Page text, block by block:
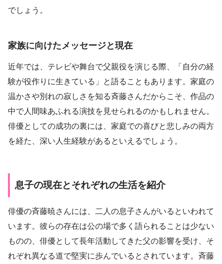
でしょう。
家族に向けたメッセージと現在
近年では、テレビや舞台で父親役を演じる際、「自分の経
験が役作りに生きている」と語ることもあります。家庭の
温かさや別れの寂しさを知る斉藤さんだからこそ、作品の
中で人間味あふれる演技を見せられるのかもしれません。
俳優としての成功の裏には、家庭での喜びと悲しみの両方
を経た、深い人生経験があるといえるでしょう。
息子の現在とそれぞれの生活を紹介
俳優の斉藤暁さんには、二人の息子さんがいるといわれて
います。彼らの存在は公の場で多く語られることは少ない
ものの、俳優として長年活動してきた父の影響を受け、そ
れぞれ異なる道で堅実に歩んでいるとされています。斉藤